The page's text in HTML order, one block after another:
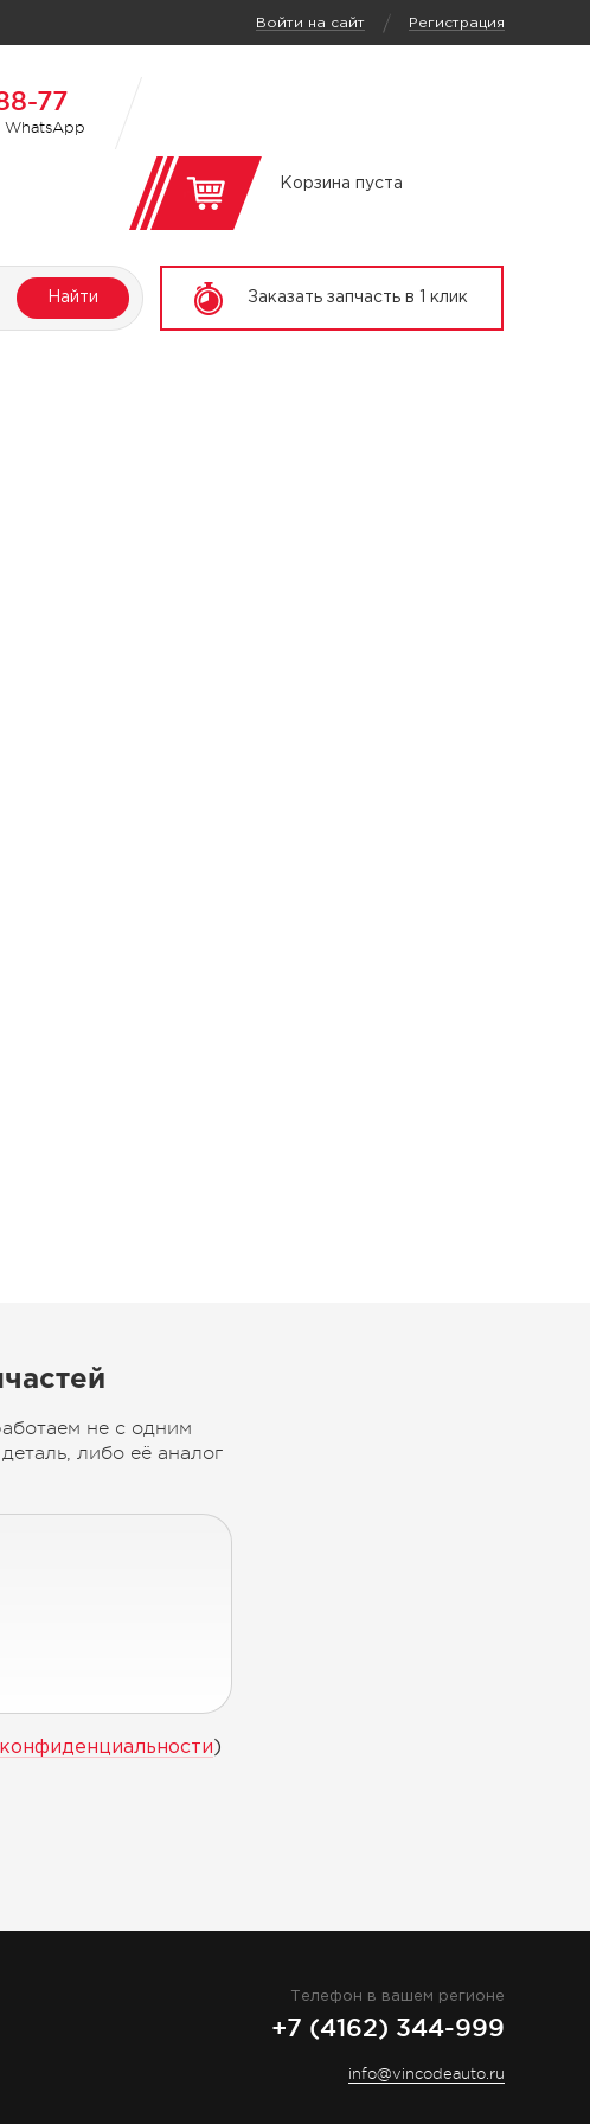
Войти на сайт / Регистрация
77
WhatsApp
Корзина пуста
Найти Заказать запчасть в 1 клик
не с одним
либо её аналог
)
Телефон в вашем регионе
+7 (4162) 344-999
info@vincodeauto.ru